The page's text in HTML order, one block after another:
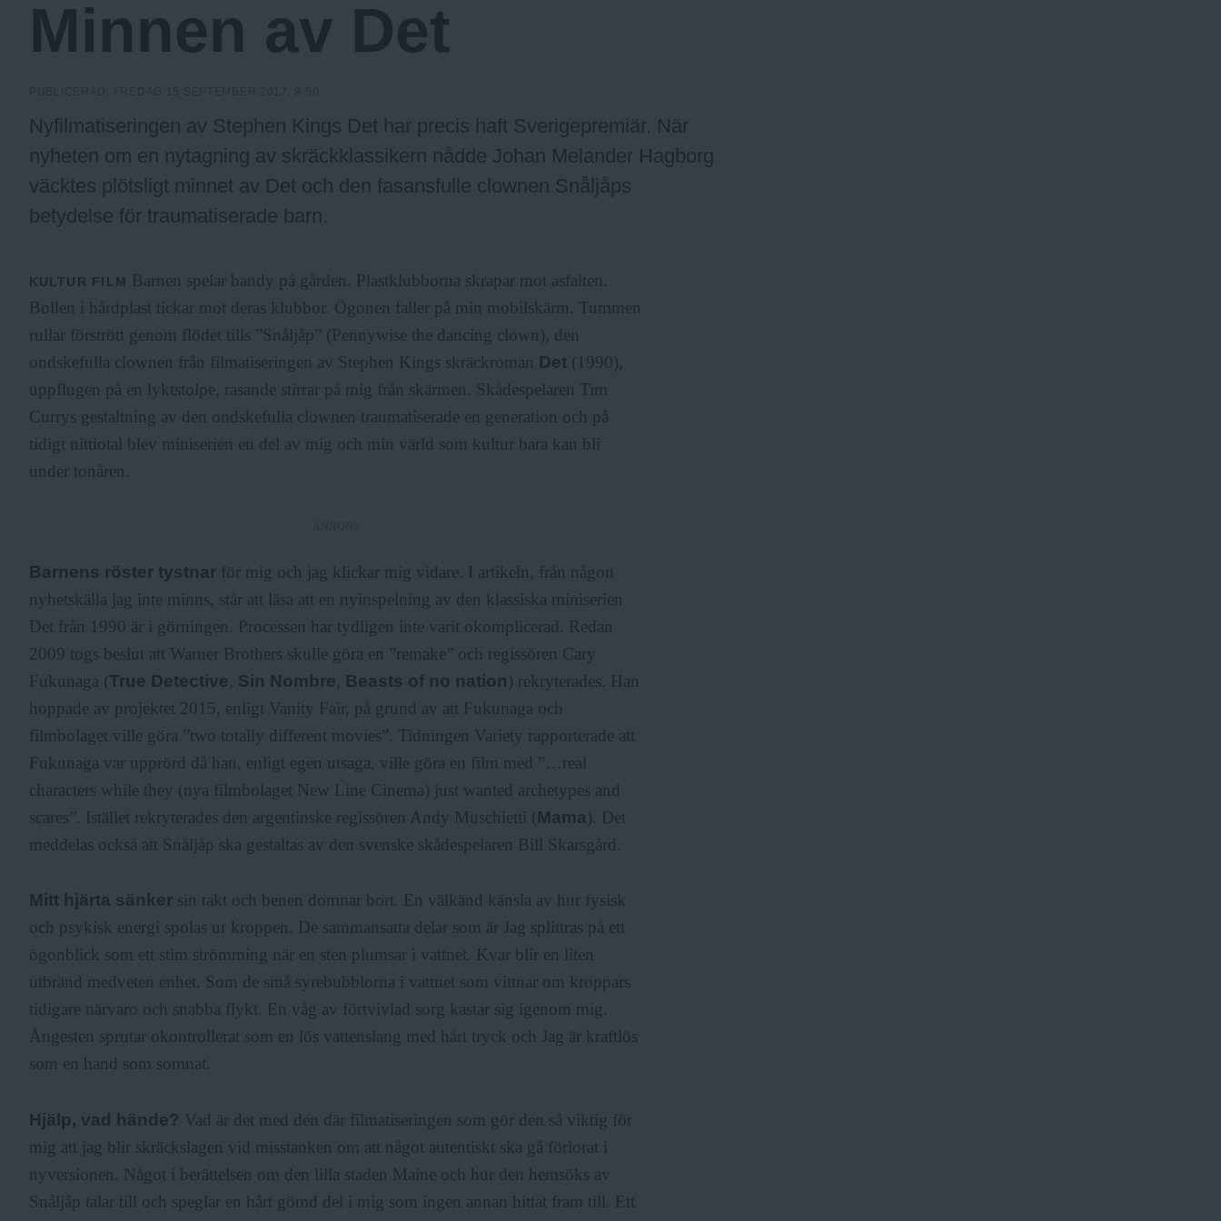
a
.
N
u
Minnen av Det
Nyfilmatiseringen av Stephen Kings Det har precis haft Sverigepremiär. När
nyheten om en nytagning av skräckklassikern nådde Johan Melander Hagborg
väcktes plötsligt minnet av Det och den fasansfulle clownen Snåljåps
betydelse för traumatiserade barn.
KULTUR FILM
Barnen spelar bandy på gården. Plastklubborna skrapar mot asfalten.
Bollen i hårdplast tickar mot deras klubbor. Ögonen faller på min mobilskärm. Tummen
rullar förstrött genom flödet tills ”Snåljåp” (Pennywise the dancing clown), den
ondskefulla clownen från filmatiseringen av Stephen Kings skräckroman Det (1990),
uppflugen på en lyktstolpe, rasande stirrar på mig från skärmen. Skådespelaren Tim
Currys gestaltning av den ondskefulla clownen traumatiserade en generation och på
tidigt nittiotal blev miniserien en del av mig och min värld som kultur bara kan bli
under tonåren.
Barnens röster tystnar för mig och jag klickar mig vidare. I artikeln, från någon
nyhetskälla jag inte minns, står att läsa att en nyinspelning av den klassiska miniserien
Det från 1990 är i görningen. Processen har tydligen inte varit okomplicerad. Redan
2009 togs beslut att Warner Brothers skulle göra en ”remake” och regissören Cary
Fukunaga (True Detective, Sin Nombre, Beasts of no nation ) rekryterades. Han
hoppade av projektet 2015, enligt Vanity Fair, på grund av att Fukunaga och
filmbolaget ville göra ”two totally different movies”. Tidningen Variety rapporterade att
Fukunaga var upprörd då han, enligt egen utsaga, ville göra en film med ”…real
characters while they (nya filmbolaget New Line Cinema) just wanted archetypes and
scares”. Istället rekryterades den argentinske regissören Andy Muschietti ( Mama ). Det
meddelas också att Snåljåp ska gestaltas av den svenske skådespelaren Bill Skarsgård.
Mitt hjärta sänker sin takt och benen domnar bort. En välkänd känsla av hur fysisk
och psykisk energi spolas ur kroppen. De sammansatta delar som är Jag splittras på ett
ögonblick som ett stim strömming när en sten plumsar i vattnet. Kvar blir en liten
utbränd medveten enhet. Som de små syrebubblorna i vattnet som vittnar om kroppars
tidigare närvaro och snabba flykt. En våg av förtvivlad sorg kastar sig igenom mig.
Ångesten sprutar okontrollerat som en lös vattenslang med hårt tryck och Jag är kraftlös
som en hand som somnat.
Hjälp, vad hände? Vad är det med den där filmatiseringen som gör den så viktig för
mig att jag blir skräckslagen vid misstanken om att något autentiskt ska gå förlorat i
nyversionen. Något i berättelsen om den lilla staden Maine och hur den hemsöks av
Snåljåp talar till och speglar en hårt gömd del i mig som ingen annan hittat fram till. Ett